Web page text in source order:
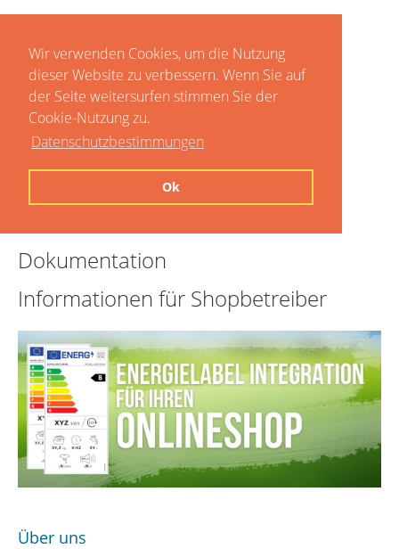
Wir verwenden Cookies, um die Nutzung
dieser Website zu verbessern. Wenn Sie auf
der Seite weitersurfen stimmen Sie der
Cookie-Nutzung zu.
Datenschutzbestimmungen
Ok
Dokumentation
Informationen für Shopbetreiber
Über uns